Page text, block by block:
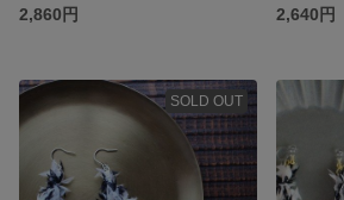
2,860円
2,640円
SOLD OUT